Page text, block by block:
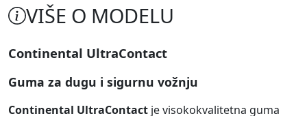
VIŠE O MODELU
Continental UltraContact
Guma za dugu i sigurnu vožnju
Continental UltraContact je visokokvalitetna guma